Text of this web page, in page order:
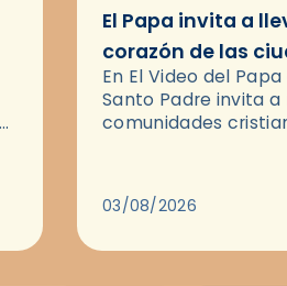
El Papa invita a
corazón de las
En El Video del
Santo Padre invita
comunidades
03/08/2026